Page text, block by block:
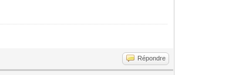
Répondre